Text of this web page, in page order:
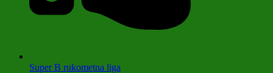
Super B rukometna liga